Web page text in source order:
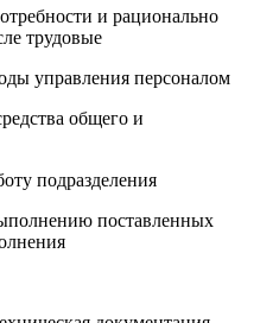
и рационально
трудовые
управления персоналом
общего и
подразделения
поставленных